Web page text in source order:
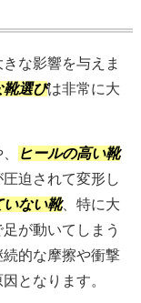
な影響を与えま
靴選びは非常に大
ヒールの高い靴
迫されて変形し
いない靴、特に大
が動いてしまう
的な摩擦や衝撃
となります。